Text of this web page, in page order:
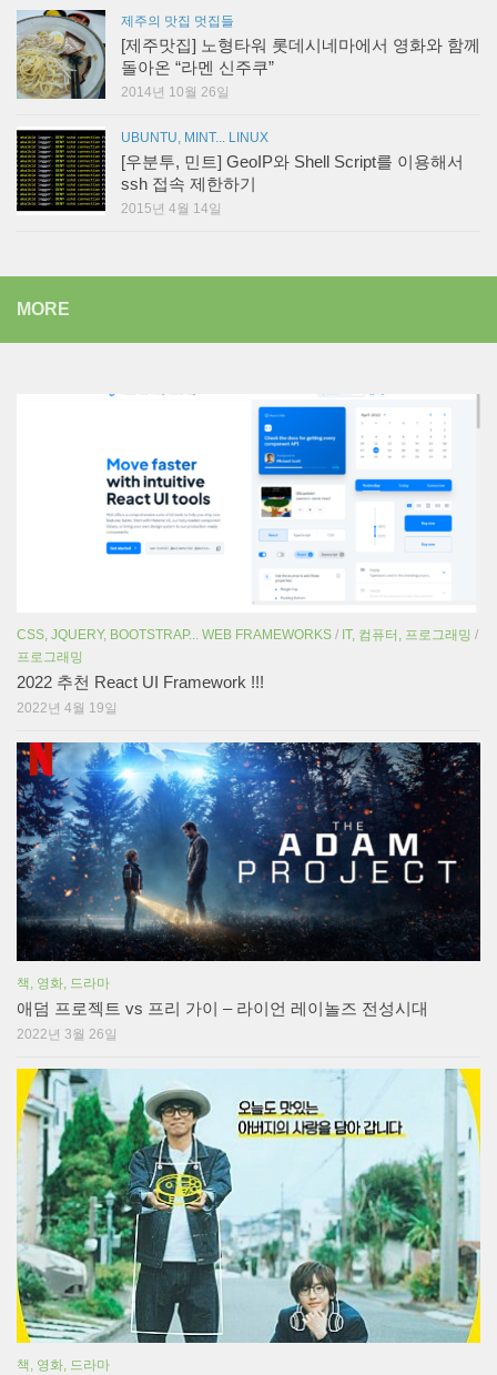
제주의 맛집 멋집들
[제주맛집] 노형타워 롯데시네마에서 영화와 함께
돌아온 “라멘 신주쿠”
2014년 10월 26일
UBUNTU, MINT... LINUX
[우분투, 민트] GeoIP와 Shell Script를 이용해서
ssh 접속 제한하기
2015년 4월 14일
MORE
CSS, JQUERY, BOOTSTRAP... WEB FRAMEWORKS / IT, 컴퓨터, 프로그래밍 /
프로그래밍
2022 추천 React UI Framework !!!
2022년 4월 19일
책, 영화, 드라마
애덤 프로젝트 vs 프리 가이 – 라이언 레이놀즈 전성시대
2022년 3월 26일
책, 영화, 드라마